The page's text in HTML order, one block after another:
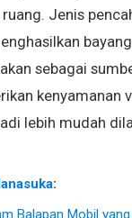
Jenis
sebagai
kenyamanan
lebih mudah
:
Balapan Mobil